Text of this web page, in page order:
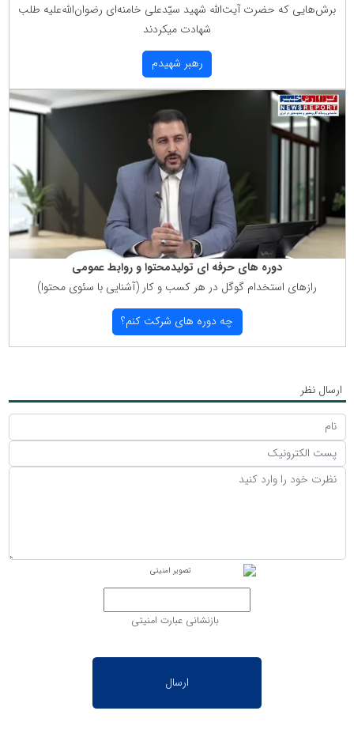
برش‌هایی كه حضرت آیت‌الله شهید سیّدعلی خامنه‌ای رضوان‌الله‌علیه طلب
شهادت میكردند
رهبر شهیدم
دوره های حرفه ای تولیدمحتوا و روابط عمومی
رازهای استخدام گوگل در هر كسب و كار (آشنایی با سئوی محتوا)
چه دوره های شركت كنم؟
ارسال نظر
بازنشانی عبارت امنیتی